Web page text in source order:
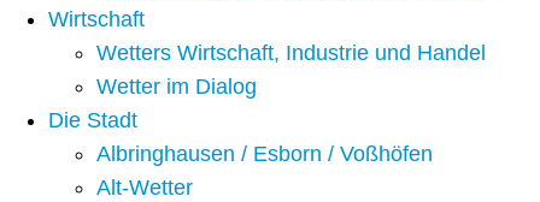
Wirtschaft
Wetters Wirtschaft, Industrie und Handel
Wetter im Dialog
Die Stadt
Albringhausen / Esborn / Voßhöfen
Alt-Wetter​